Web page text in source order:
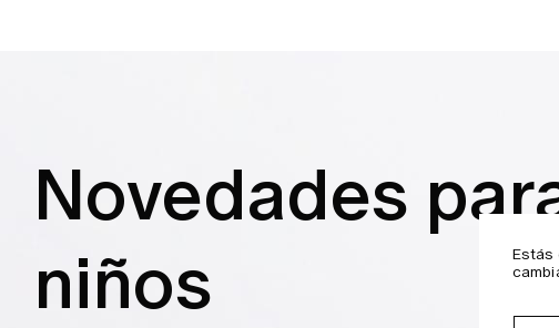
Novedades
niños
Estás